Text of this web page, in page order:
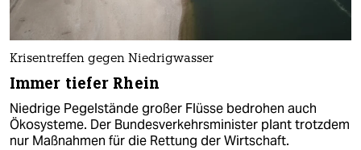
Krisentreffen gegen Niedrigwasser
Immer tiefer Rhein
Niedrige Pegelstände großer Flüsse bedrohen auch
Ökosysteme. Der Bundesverkehrsminister plant trotzdem
nur Maßnahmen für die Rettung der Wirtschaft.